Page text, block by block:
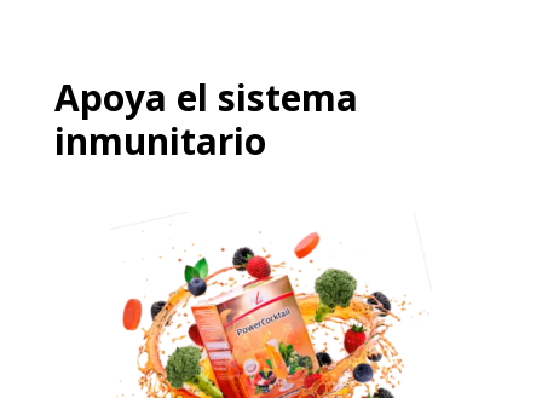
Apoya el sistema
inmunitario